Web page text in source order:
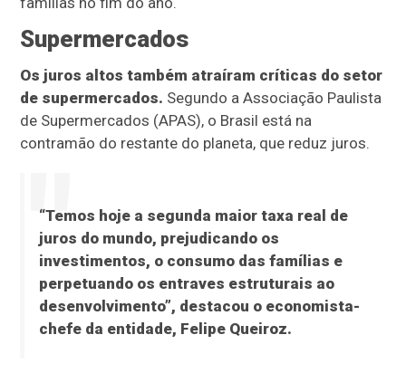
Supermercados
Os juros altos também atraíram críticas do setor
de supermercados. Segundo a Associação Paulista
de Supermercados (APAS), o Brasil está na
contramão do restante do planeta, que reduz juros.
“Temos hoje a segunda maior taxa real de
juros do mundo, prejudicando os
investimentos, o consumo das famílias e
perpetuando os entraves estruturais ao
desenvolvimento”, destacou o economista-
chefe da entidade, Felipe Queiroz.